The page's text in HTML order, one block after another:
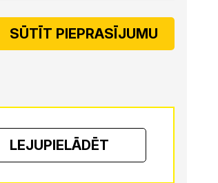
SŪTĪT PIEPRASĪJUMU
LEJUPIELĀDĒT